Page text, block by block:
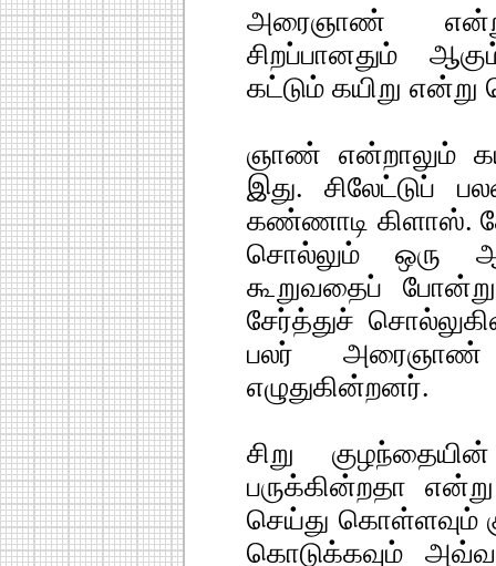
அரைஞாண்
சிறப்பானதும்
கட்டும் கயிறு என்று
ஞாண் என்றாலும்
இது. சிலேட்டுப்
கண்ணாடி கிளாஸ்.
சொல்லும் ஒரு
கூறுவதைப்
சேர்த்துச்
பலர் அரைஞாண்
எழுதுகின்றனர்.
சிறு
பருக்கின்றதா
செய்து
கொடுக்கவும்